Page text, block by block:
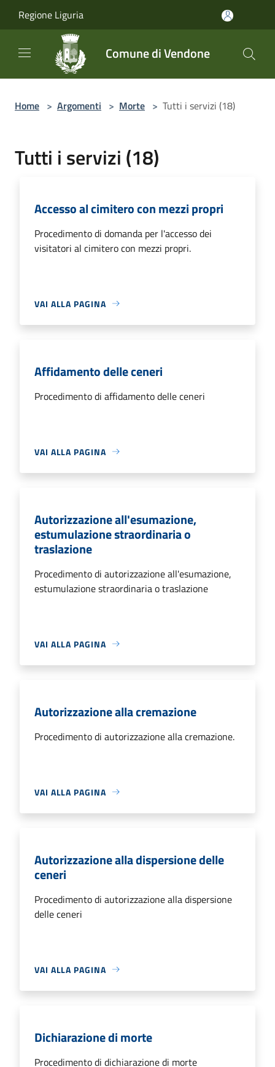
Regione Liguria
Comune di Vendone
Home > Argomenti > Morte > Tutti i servizi (18)
Tutti i servizi (18)
Accesso al cimitero con mezzi propri
Procedimento di domanda per l'accesso dei
visitatori al cimitero con mezzi propri.
VAI ALLA PAGINA
Affidamento delle ceneri
Procedimento di affidamento delle ceneri
VAI ALLA PAGINA
Autorizzazione all'esumazione,
estumulazione straordinaria o
traslazione
Procedimento di autorizzazione all'esumazione,
estumulazione straordinaria o traslazione
VAI ALLA PAGINA
Autorizzazione alla cremazione
Procedimento di autorizzazione alla cremazione.
VAI ALLA PAGINA
Autorizzazione alla dispersione delle
ceneri
Procedimento di autorizzazione alla dispersione
delle ceneri
VAI ALLA PAGINA
Dichiarazione di morte
Procedimento di dichiarazione di morte